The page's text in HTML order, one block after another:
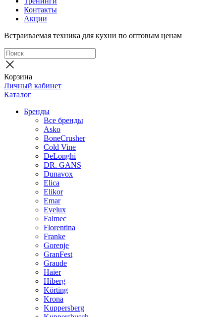
Контакты
Акции
Встраиваемая техника для кухни по оптовым ценам
Корзина
Личный кабинет
Каталог
Бренды
Все бренды
Asko
BoneCrusher
Cold Vine
DeLonghi
DR. GANS
Dunavox
Elica
Elikor
Emar
Evelux
Falmec
Florentina
Franke
Gorenje
GranFest
Graude
Haier
Hiberg
Körting
Krona
Kuppersberg